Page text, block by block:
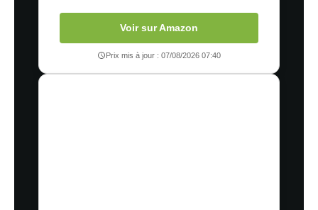
Voir sur Amazon
Prix mis à jour : 07/08/2026 07:40